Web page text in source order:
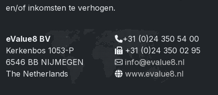
en/of inkomsten te verhogen.
eValue8 BV
Kerkenbos 1053-P
6546 BB NIJMEGEN
The Netherlands
+31 (0)24 350 54 00
+31 (0)24 350 02 95
info@evalue8.nl
www.evalue8.nl